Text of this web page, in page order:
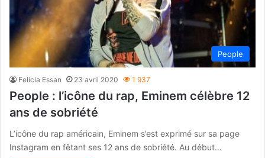
People
Felicia Essan 23 avril 2020 1 937
People : l’icône du rap, Eminem célèbre 12
ans de sobriété
L’icône du rap américain, Eminem s’est exprimé sur sa page
Instagram en fêtant ses 12 ans de sobriété. Au début…